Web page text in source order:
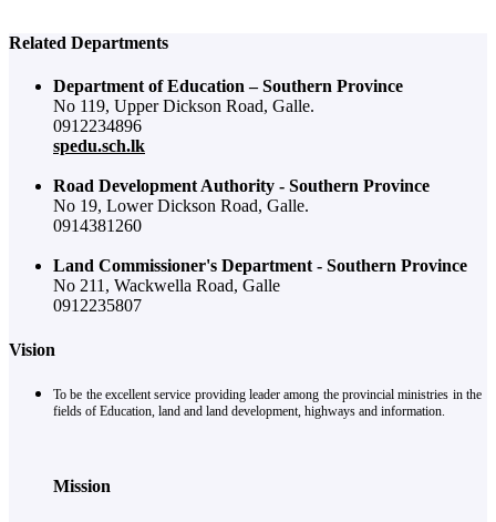
Related Departments
Department of Education – Southern Province
No 119, Upper Dickson Road, Galle.
0912234896
spedu.sch.lk
Road Development Authority - Southern Province
No 19, Lower Dickson Road, Galle.
0914381260
Land Commissioner's Department - Southern Province
No 211, Wackwella Road, Galle
0912235807
Vision
To be the excellent service providing leader among the provincial ministries in the
fields of Education, land and land development, highways and information.
Mission